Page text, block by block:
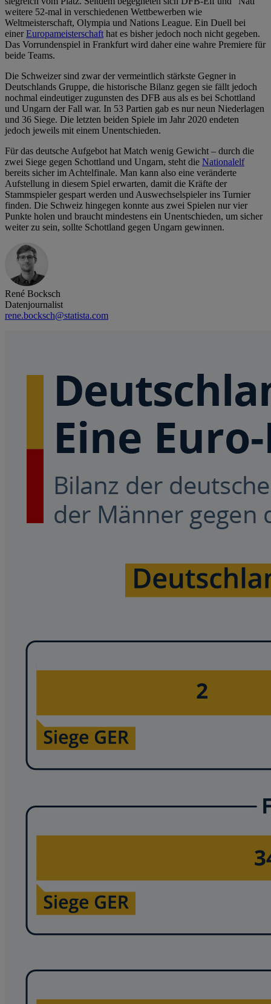
weitere 52-mal in verschiedenen Wettbewerben wie
Weltmeisterschaft, Olympia und Nations League. Ein Duell bei
einerEuropameisterschafthat es bisher jedoch noch nicht gegeben.
Das Vorrundenspiel in Frankfurt wird daher eine wahre Premiere für
beide Teams.
Die Schweizer sind zwar der vermeintlich stärkste Gegner in
Deutschlands Gruppe, die historische Bilanz gegen sie fällt jedoch
nochmal eindeutiger zugunsten des DFB aus als es bei Schottland
und Ungarn der Fall war. In 53 Partien gab es nur neun Niederlagen
und 36 Siege. Die letzten beiden Spiele im Jahr 2020 endeten
jedoch jeweils mit einem Unentschieden.
Für das deutsche Aufgebot hat Match wenig Gewicht – durch die
zwei Siege gegen Schottland und Ungarn, steht die Nationalelf
bereits sicher im Achtelfinale. Man kann also eine veränderte
Aufstellung in diesem Spiel erwarten, damit die Kräfte der
Stammspieler gespart werden und Auswechselspieler ins Turnier
finden. Die Schweiz hingegen konnte aus zwei Spielen nur vier
Punkte holen und braucht mindestens ein Unentschieden, um sicher
weiter zu sein, sollte Schottland gegen Ungarn gewinnen.
René Bocksch
Datenjournalist
rene.bocksch@statista.com